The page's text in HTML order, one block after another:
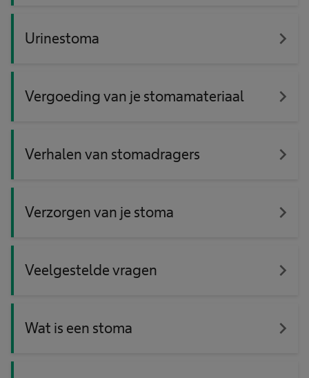
Urinestoma navigate_next
Vergoeding van je stomamateriaal navigate_next
Verhalen van stomadragers navigate_next
Verzorgen van je stoma navigate_next
Veelgestelde vragen navigate_next
Wat is een stoma navigate_next